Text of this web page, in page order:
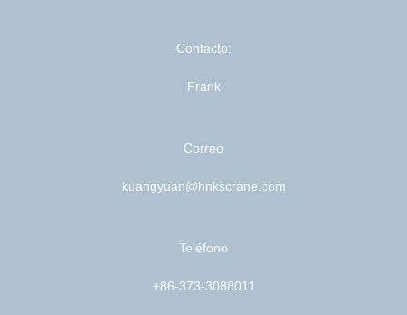
Contacto:
Frank
Correo
kuangyuan@hnkscrane.com
Teléfono
+86-373-3088011